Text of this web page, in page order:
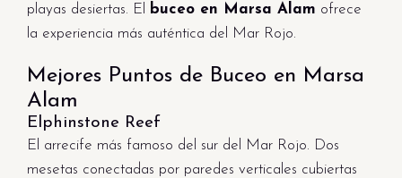
playas desiertas. El
buceo en Marsa Alam ofrece
la experiencia más auténtica del Mar Rojo.
Mejores Puntos de Buceo en Marsa
Alam
Elphinstone Reef
El arrecife más famoso del sur del Mar Rojo. Dos
mesetas conectadas por paredes verticales cubiertas